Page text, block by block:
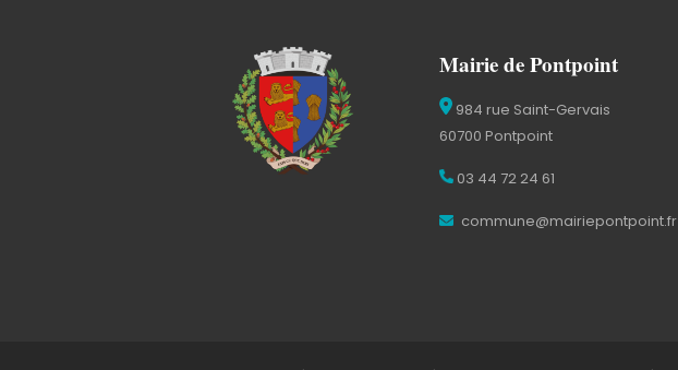
Mairie de Pontpoint
984 rue Saint-Gervais
60700 Pontpoint
03 44 72 24 61
commune@mairiepontpoint.fr